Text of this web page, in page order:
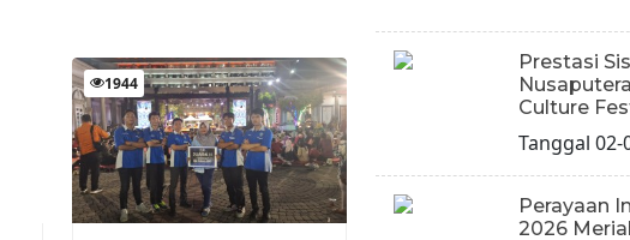
1944
Prestasi
Culture
Tanggal 02-
Perayaan
2026